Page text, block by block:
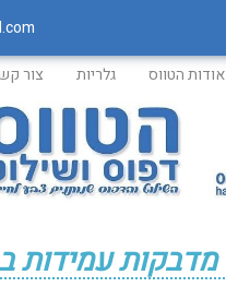
אודות הטווס גלריות צור
מדבקות עמידות